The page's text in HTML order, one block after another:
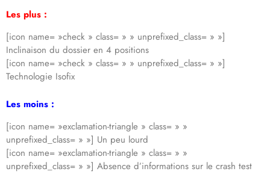
Les plus :
[icon name= »check » class= » » unprefixed_class= » »]
Inclinaison du dossier en 4 positions
[icon name= »check » class= » » unprefixed_class= » »]
Technologie Isofix
Les moins :
[icon name= »exclamation-triangle » class= » »
unprefixed_class= » »] Un peu lourd
[icon name= »exclamation-triangle » class= » »
unprefixed_class= » »] Absence d’informations sur le crash test